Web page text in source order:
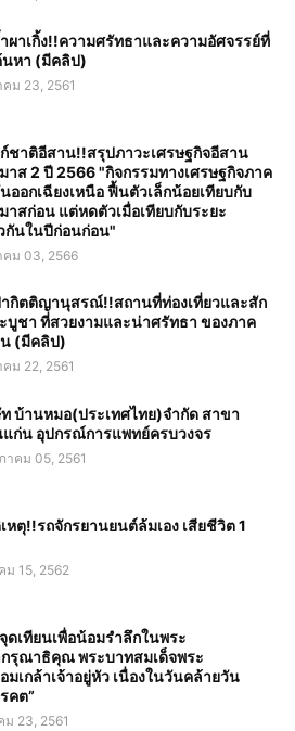
ผาเกิ้ง!!ความศรัทธาและความอัศจรรย์ที่
หา (มีคลิป)
ม 23, 2561
ชาติอีสาน!!สรุปภาวะเศรษฐกิจอีสาน
าส 2 ปี 2566 "กิจกรรมทางเศรษฐกิจภาค
ออกเฉียงเหนือ ฟื้นตัวเล็กน้อยเทียบกับ
าสก่อน แต่หดตัวเมื่อเทียบกับระยะ
กันในปีก่อนก่อน"
คม 03, 2566
กิตติญานุสรณ์!!สถานที่ท่องเที่ยวและสัก
บูชา ที่สวยงามและน่าศรัทธา ของภาค
(มีคลิป)
ม 22, 2561
บ้านหมอ(ประเทศไทย)จำกัด สาขา
ก่น อุปกรณ์การแพทย์ครบวงจร
าคม 05, 2561
หตุ!!รถจักรยานยนต์ล้มเอง เสียชีวิต 1
ม 15, 2562
ดเทียนเพื่อน้อมรำลึกในพระ
รุณาธิคุณ พระบาทสมเด็จพระ
มเกล้าเจ้าอยู่หัว เนื่องในวันคล้ายวัน
คต”
ม 23, 2561